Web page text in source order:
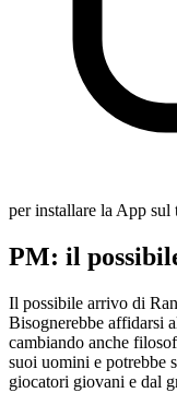
per installare la App sul
PM: il
Il possibile arrivo di
Bisognerebbe affidarsi
cambiando anche
suoi uomini e potrebbe
giocatori giovani e dal